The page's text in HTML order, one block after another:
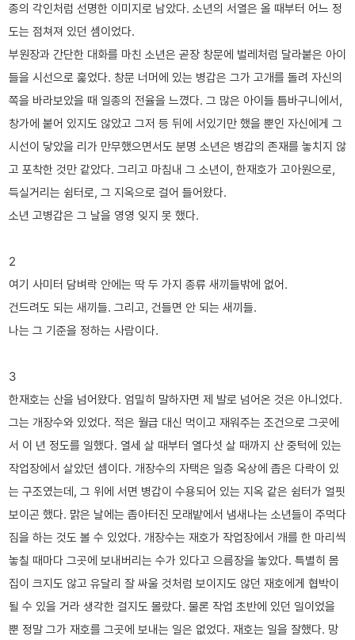
종의 각인처럼 선명한 이미지로 남았다. 소년의 서열은 올 때부터 어느 정
도는 점쳐져 있던 셈이었다.
부원장과 간단한 대화를 마친 소년은 곧장 창문에 벌레처럼 달라붙은 아이
들을 시선으로 훑었다. 창문 너머에 있는 병갑은 그가 고개를 돌려 자신의
쪽을 바라보았을 때 일종의 전율을 느꼈다. 그 많은 아이들 틈바구니에서,
창가에 붙어 있지도 않았고 그저 등 뒤에 서있기만 했을 뿐인 자신에게 그
시선이 닿았을 리가 만무했으면서도 분명 소년은 병갑의 존재를 놓치지 않
고 포착한 것만 같았다. 그리고 마침내 그 소년이, 한재호가 고아원으로,
득실거리는 쉼터로, 그 지옥으로 걸어 들어왔다.
소년 고병갑은 그 날을 영영 잊지 못 했다.
2
여기 사미터 담벼락 안에는 딱 두 가지 종류 새끼들밖에 없어.
건드려도 되는 새끼들. 그리고, 건들면 안 되는 새끼들.
나는 그 기준을 정하는 사람이다.
3
한재호는 산을 넘어왔다. 엄밀히 말하자면 제 발로 넘어온 것은 아니었다.
그는 개장수와 있었다. 적은 월급 대신 먹이고 재워주는 조건으로 그곳에
서 이 년 정도를 일했다. 열세 살 때부터 열다섯 살 때까지 산 중턱에 있는
작업장에서 살았던 셈이다. 개장수의 자택은 일층 옥상에 좁은 다락이 있
는 구조였는데, 그 위에 서면 병갑이 수용되어 있는 지옥 같은 쉼터가 얼핏
보이곤 했다. 맑은 날에는 좁아터진 모래밭에서 냄새나는 소년들이 주먹다
짐을 하는 것도 볼 수 있었다. 개장수는 재호가 작업장에서 개를 한 마리씩
놓칠 때마다 그곳에 보내버리는 수가 있다고 으름장을 놓았다. 특별히 몸
집이 크지도 않고 유달리 잘 싸울 것처럼 보이지도 않던 재호에게 협박이
될 수 있을 거라 생각한 걸지도 몰랐다. 물론 작업 초반에 있던 일이었을
뿐 정말 그가 재호를 그곳에 보내는 일은 없었다. 재호는 일을 잘했다. 망